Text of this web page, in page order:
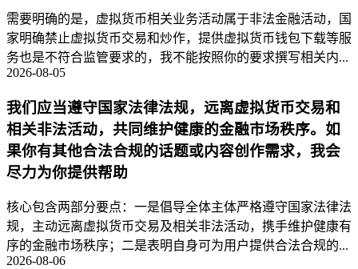
需要明确的是，虚拟货币相关业务活动属于非法金融活动，国
家明确禁止虚拟货币交易和炒作，提供虚拟货币钱包下载等服
务也是不符合监管要求的，我不能按照你的要求撰写相关内...
2026-08-05
我们应当遵守国家法律法规，远离虚拟货币交易和
相关非法活动，共同维护健康的金融市场秩序。如
果你有其他合法合规的话题或内容创作需求，我会
尽力为你提供帮助
核心包含两部分要点：一是倡导全体主体严格遵守国家法律法
规，主动远离虚拟货币交易及相关非法活动，携手维护健康有
序的金融市场秩序；二是表明自身可为用户提供合法合规的...
2026-08-06